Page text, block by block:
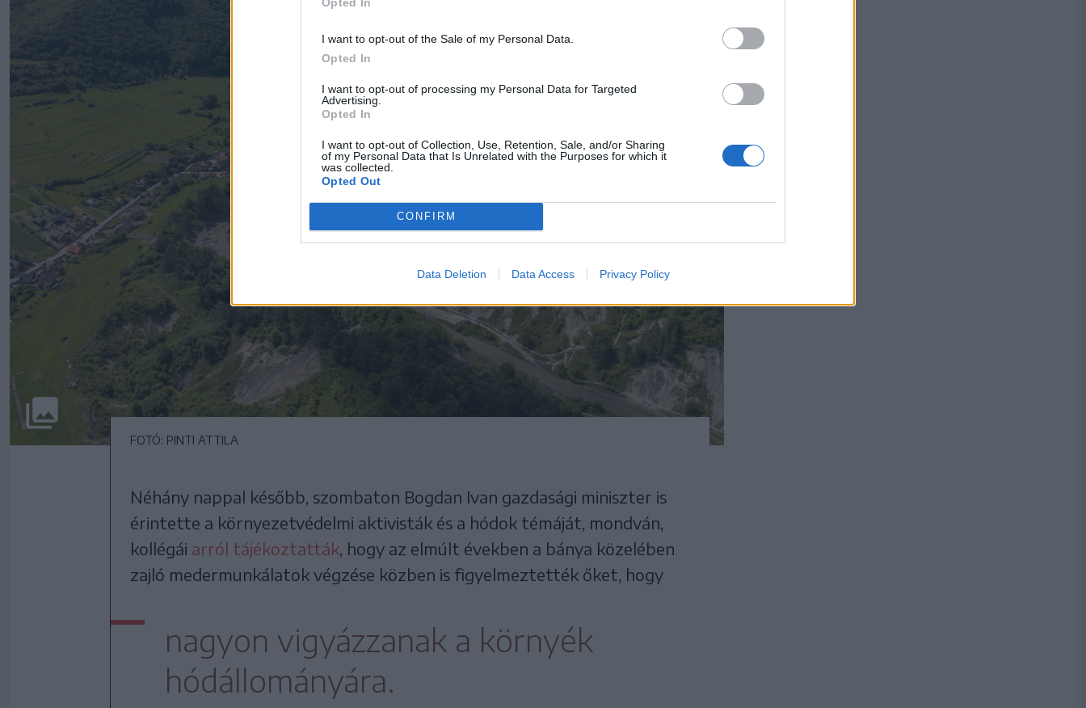
I want to opt-out of the Sale of my Personal Data.
Opted In
I want to opt-out of processing my Personal Data for Targeted
Advertising.
Opted In
I want to opt-out of Collection, Use, Retention, Sale, and/or Sharing
of my Personal Data that Is Unrelated with the Purposes for which it
was collected.
Opted Out
CONFIRM
Data Deletion Data Access Privacy Policy
FOTÓ: PINTI ATTILA
Néhány nappal később, szombaton Bogdan Ivan gazdasági miniszter is
érintette a környezetvédelmi aktivisták és a hódok témáját, mondván,
kollégái arról tájékoztatták, hogy az elmúlt években a bánya közelében
zajló medermunkálatok végzése közben is figyelmeztették őket, hogy
nagyon vigyázzanak a környék
hódállományára.